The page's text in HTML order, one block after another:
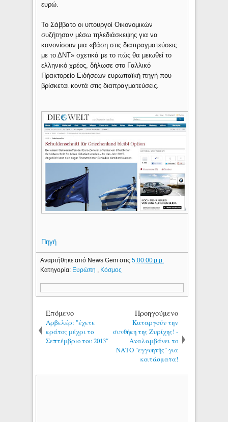
ευρώ.
Το Σάββατο οι υπουργοί Οικονομικών
συζήτησαν μέσω τηλεδιάσκεψης για να
κανονίσουν μια «βάση στις διαπραγματεύσεις
με το ΔΝΤ» σχετικά με το πώς θα μειωθεί το
ελληνικό χρέος, δήλωσε στο Γαλλικό
Πρακτορείο Ειδήσεων ευρωπαϊκή πηγή που
βρίσκεται κοντά στις διαπραγματεύσεις.
Πηγή
Αναρτήθηκε από News Gemστις5:00:00 μ.μ.
Κατηγορία: Ευρώπη , Κόσμος
Επόμενο
Αρβελέρ: "έχετε
κράτος μέχρι το
Σεπτέμβριο του 2013″
Προηγούμενο
Καταργούν την
συνθήκη της Ζυρίχης! -
Αναλαμβάνει το
ΝΑΤΟ "εγγυητής" για
κοιτάσματα!